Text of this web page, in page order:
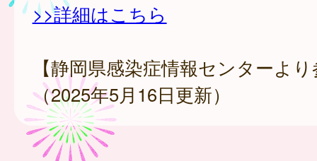
>>詳細はこちら
【静岡県感染症情報センターよ
（2025年5月16日更新）